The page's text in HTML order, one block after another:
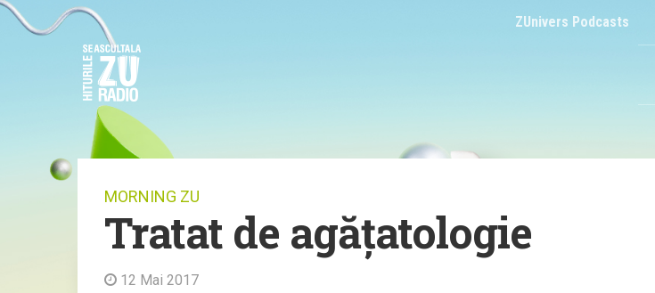
ZUnivers Podcasts
MORNING ZU
Tratat de agățatologie
12 Mai 2017